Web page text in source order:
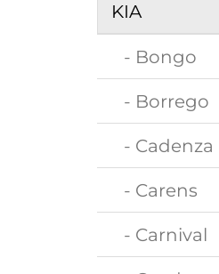
KIA
- Bongo
- Borrego
- Cadenza
- Carens
- Carnival